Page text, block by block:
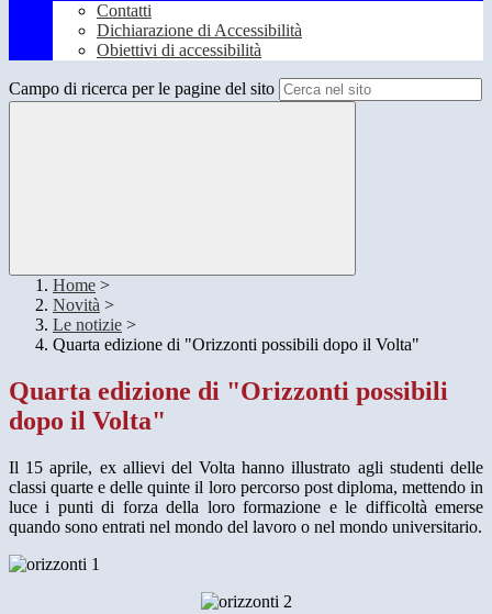
Contatti
Dichiarazione di Accessibilità
Obiettivi di accessibilità
Campo di ricerca per le pagine del sito
Home >
Novità >
Le notizie >
Quarta edizione di "Orizzonti possibili dopo il Volta"
Quarta edizione di "Orizzonti possibili
dopo il Volta"
Il 15 aprile, ex allievi del Volta hanno illustrato agli studenti delle
classi quarte e delle quinte il loro percorso post diploma, mettendo in
luce i punti di forza della loro formazione e le difficoltà emerse
quando sono entrati nel mondo del lavoro o nel mondo universitario.